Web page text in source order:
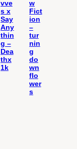
vve
s x
Say
Any
thin
g –
Dea
thx
1k
w
Fict
ion
–
tur
nin
g
do
wn
flo
wer
s